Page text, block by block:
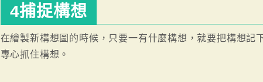
4捕捉構想
在繪製新構想圖的時候，只要一有什麼構想，就要把構想記
專心抓住構想。